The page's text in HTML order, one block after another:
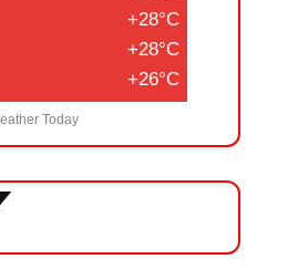
+28°C
+28°C
+26°C
Today